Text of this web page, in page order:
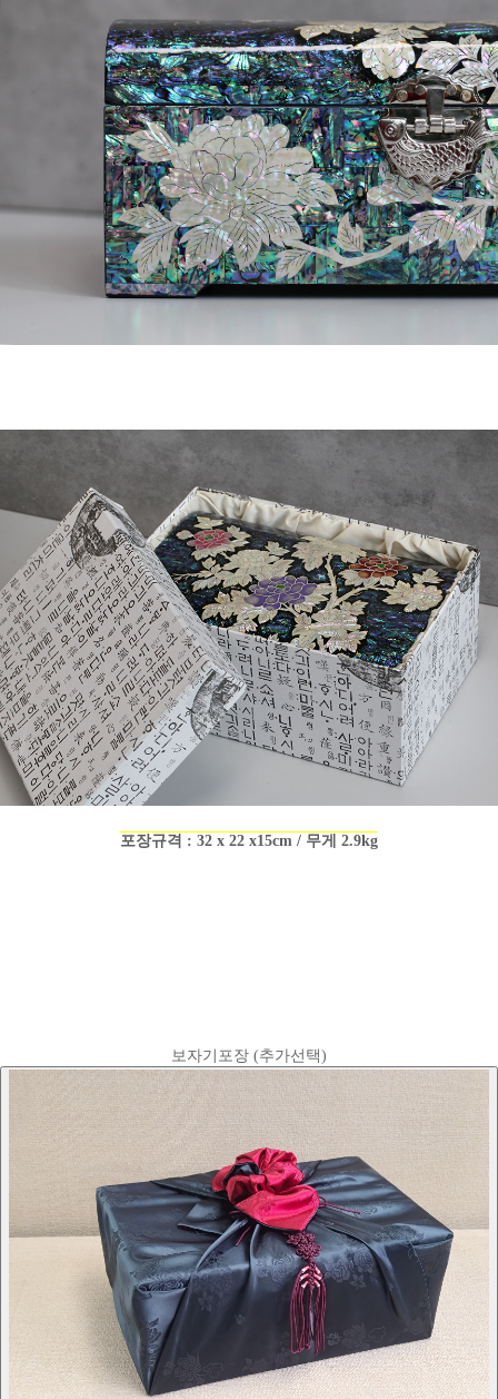
포장규격 : 32 x 22 x15cm / 무게 2.9kg
보자기포장 (추가선택)